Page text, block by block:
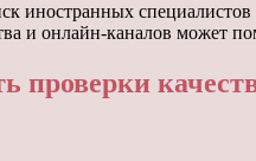
иностранных специалистов
и онлайн-каналов может
проверки